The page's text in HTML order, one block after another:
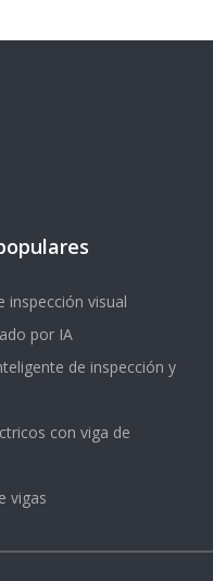
inspección visual
por IA
de inspección y
con viga de
vigas